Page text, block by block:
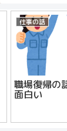
仕事の話
職場復帰
面白い